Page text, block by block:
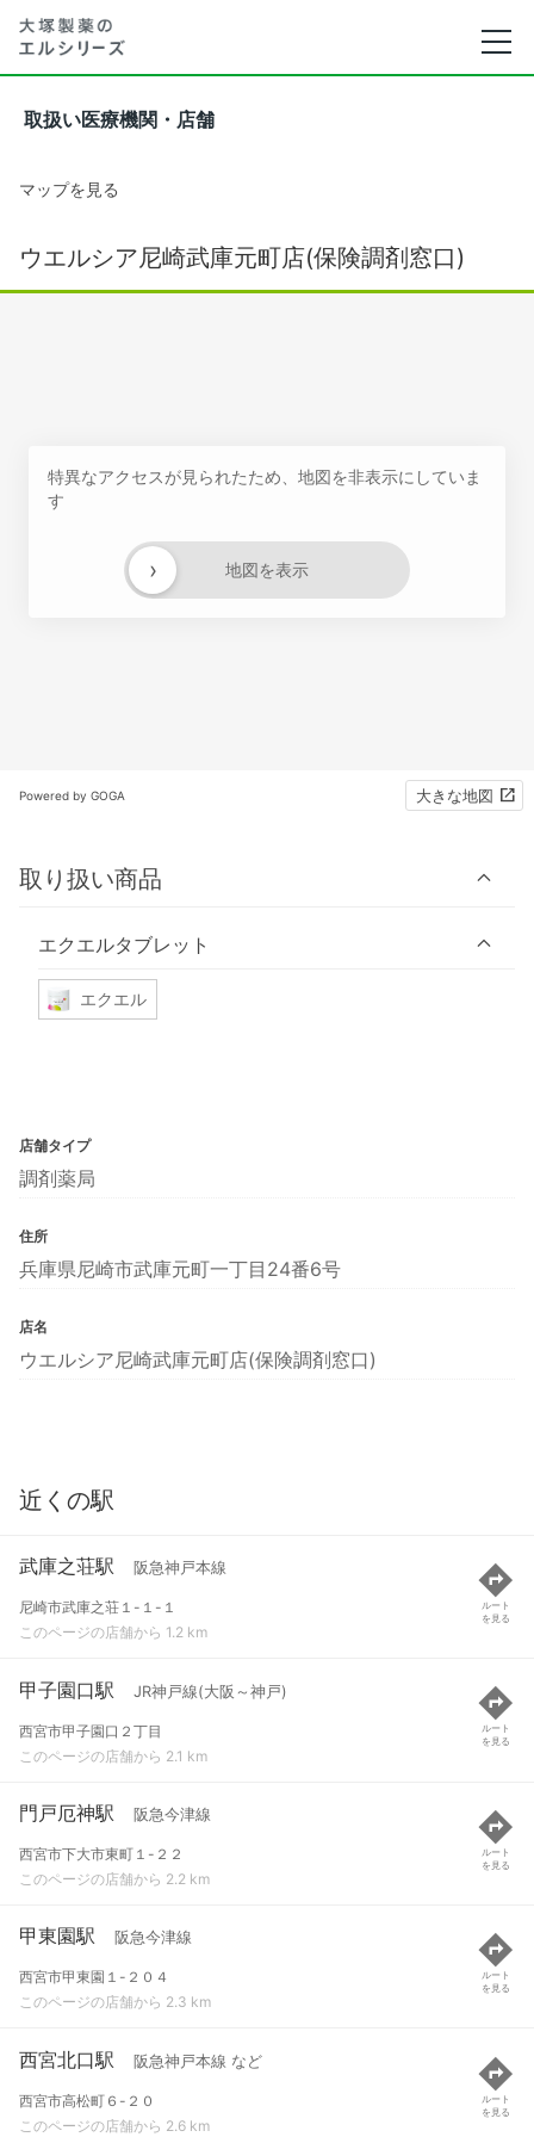
取扱い医療機関・店舗
マップを見る
ウエルシア尼崎武庫元町店(保険調剤窓口)
特異なアクセスが見られたため、地図を非表示にしていま
す
地図を表示
›
Powered by GOGA 大きな地図
取り扱い商品
エクエルタブレット
エクエル
店舗タイプ
調剤薬局
住所
兵庫県尼崎市武庫元町一丁目24番6号
店名
ウエルシア尼崎武庫元町店(保険調剤窓口)
近くの駅
武庫之荘駅 阪急神戸本線
尼崎市武庫之荘１-１-１
このページの店舗から 1.2 km
ルート
を見る
甲子園口駅 JR神戸線(大阪～神戸)
西宮市甲子園口２丁目
このページの店舗から 2.1 km
ルート
を見る
門戸厄神駅 阪急今津線
西宮市下大市東町１-２２
このページの店舗から 2.2 km
ルート
を見る
甲東園駅 阪急今津線
西宮市甲東園１-２０４
このページの店舗から 2.3 km
ルート
を見る
西宮北口駅 阪急神戸本線 など
西宮市高松町６-２０
このページの店舗から 2.6 km
ルート
を見る